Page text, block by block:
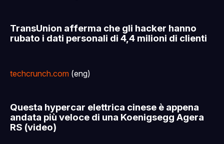
TransUnion afferma che gli hacker hanno
rubato i dati personali di 4,4 milioni di clienti
techcrunch.com (eng)
Questa hypercar elettrica cinese è appena
andata più veloce di una Koenigsegg Agera
RS (video)